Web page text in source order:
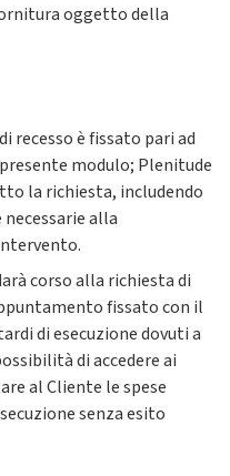
oggetto della
recesso è fissato pari ad
modulo; Plenitude
la richiesta, includendo
alla
corso alla richiesta di
fissato con il
di esecuzione dovuti a
di accedere ai
al Cliente le spese
senza esito